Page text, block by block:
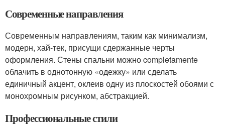
Современные направления
Современным направлениям, таким как минимализм,
модерн, хай-тек, присущи сдержанные черты
оформления. Стены спальни можно completamente
облачить в однотонную «одежку» или сделать
единичный акцент, оклеив одну из плоскостей обоями с
монохромным рисунком, абстракцией.
Профессиональные стили